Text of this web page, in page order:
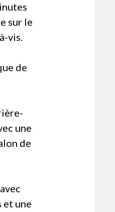
sur le
vis.
de
une
de
et une